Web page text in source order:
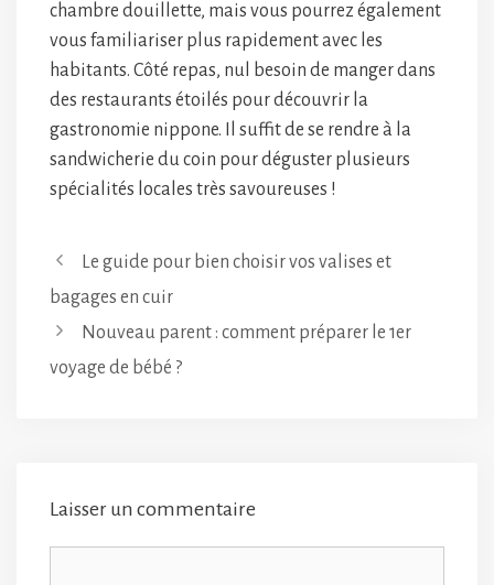
chambre douillette, mais vous pourrez également
vous familiariser plus rapidement avec les
habitants. Côté repas, nul besoin de manger dans
des restaurants étoilés pour découvrir la
gastronomie nippone. Il suffit de se rendre à la
sandwicherie du coin pour déguster plusieurs
spécialités locales très savoureuses !
Le guide pour bien choisir vos valises et
bagages en cuir
Nouveau parent : comment préparer le 1er
voyage de bébé ?
Laisser un commentaire